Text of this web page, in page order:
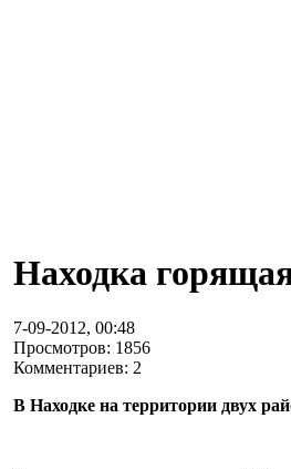
Находка
7-09-2012, 00:48
Просмотров: 1856
Комментариев: 2
В Находке на территории двух